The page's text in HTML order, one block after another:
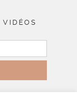
VIDÉOS
: